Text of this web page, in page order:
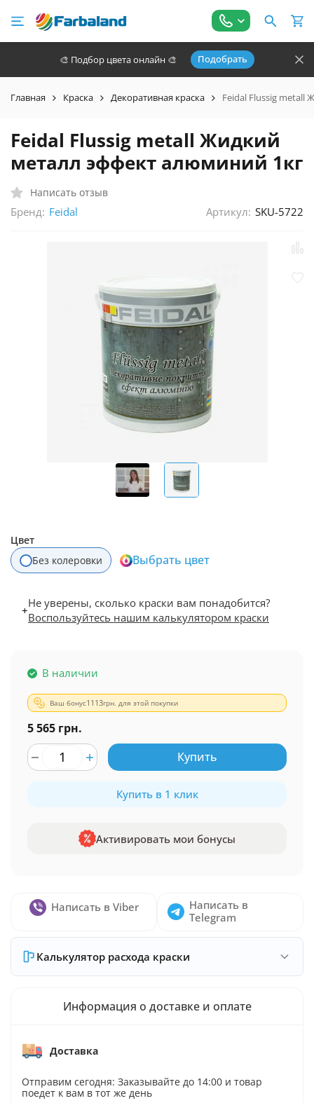
🎨 Подбор цвета онлайн 🎨 Подобрать
Главная Краска Декоративная краска Feidal Flussig metall
Feidal Flussig metall Жидкий
металл эффект алюминий 1кг
Написать отзыв
Бренд: Feidal Артикул: SKU-5722
Цвет
Без колеровки
Выбрать цвет
+Не уверены, сколько краски вам понадобится?
Воспользуйтесь нашим калькулятором краски
В наличии
Ваш бонус1113грн. для этой покупки
5 565 грн.
Купить
Купить в 1 клик
Активировать мои бонусы
Написать в Viber
Написать в
Telegram
Калькулятор расхода краски
Информация о доставке и оплате
Доставка
Отправим сегодня: Заказывайте до 14:00 и товар
поедет к вам в тот же день